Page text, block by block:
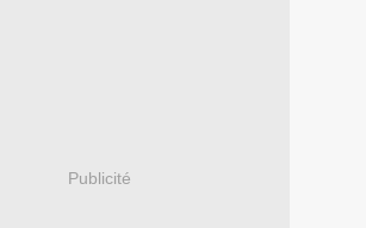
Publicité